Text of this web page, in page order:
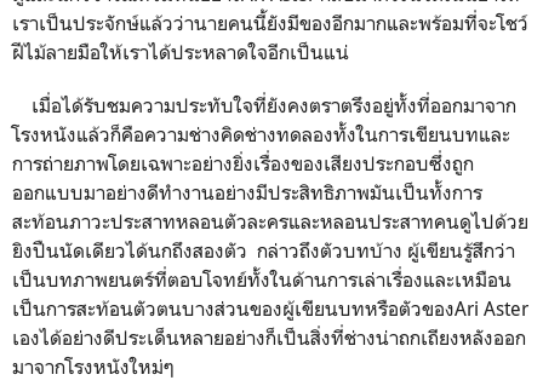
เราเป็นประจักษ์แล้วว่านายคนนี้ยังมีของอีกมากและพร้อมที่จะโชว์
ฝีไม้ลายมือให้เราได้ประหลาดใจอีกเป็นแน่
เมื่อได้รับชมความประทับใจที่ยังคงตราตรึงอยู่ทั้งที่ออกมาจาก
โรงหนังแล้วก็คือความช่างคิดช่างทดลองทั้งในการเขียนบทและ
การถ่ายภาพโดยเฉพาะอย่างยิ่งเรื่องของเสียงประกอบซึ่งถูก
ออกแบบมาอย่างดีทำงานอย่างมีประสิทธิภาพมันเป็นทั้งการ
สะท้อนภาวะประสาทหลอนตัวละครและหลอนประสาทคนดูไปด้วย
ยิงปืนนัดเดียวได้นกถึงสองตัว กล่าวถึงตัวบทบ้าง ผู้เขียนรู้สึกว่า
เป็นบทภาพยนตร์ที่ตอบโจทย์ทั้งในด้านการเล่าเรื่องและเหมือน
เป็นการสะท้อนตัวตนบางส่วนของผู้เขียนบทหรือตัวของAri Aster
เองได้อย่างดีประเด็นหลายอย่างก็เป็นสิ่งที่ช่างน่าถกเถียงหลังออก
มาจากโรงหนังใหม่ๆ